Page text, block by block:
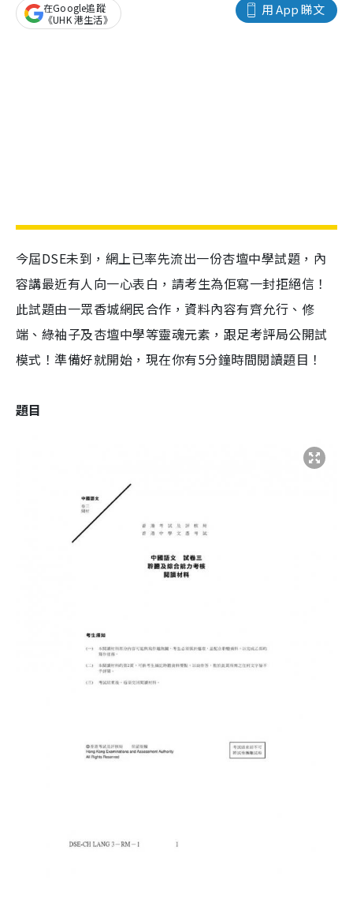
用 App 睇文
在Google追蹤
《UHK 港生活》
今屆DSE未到，網上已率先流出一份杏壇中學試題，內
容講最近有人向一心表白，請考生為佢寫一封拒絕信！
此試題由一眾香城網民合作，資料內容有齊允行、修
端、綠袖子及杏壇中學等靈魂元素，跟足考評局公開試
模式！準備好就開始，現在你有5分鐘時間閱讀題目！
題目